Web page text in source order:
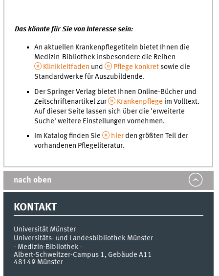
Das könnte für Sie von Interesse sein:
An aktuellen Krankenpflegetiteln bietet Ihnen die
Medizin-Bibliothek insbesondere die Reihen
Klinikleitfaden und Pflege konkretsowie die
Standardwerke für Auszubildende.
Der Springer Verlag bietet Ihnen Online-Bücher und
Zeitschriftenartikel zur
Krankenpflege im Volltext.
Auf dieser Seite lassen sich über die 'erweiterte
Suche' weitere Einstellungen vornehmen.
Im Katalog finden Sie
hier den größten Teil der
vorhandenen Pflegeliteratur.
nach oben
KONTAKT
Universität Münster
Universitäts- und Landesbibliothek Münster
- Medizin-Bibliothek -
Albert-Schweitzer-Campus 1, Gebäude A11
48149 Münster